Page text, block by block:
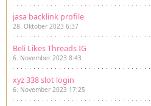
jasa backlink profile
28. Oktober 2023 6:37
Beli Likes Threads IG
6. November 2023 8:43
xyz 338 slot login
6. November 2023 17:25